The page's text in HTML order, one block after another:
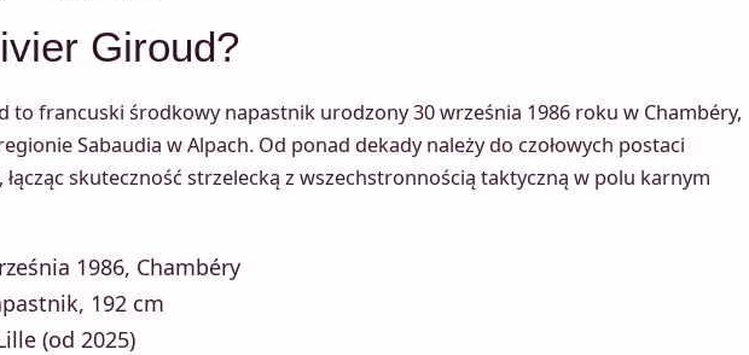
Giroud?
to francuski środkowy napastnik urodzony 30 września 1986 roku w Chambéry,
Sabaudia w Alpach. Od ponad dekady należy do czołowych postaci
skuteczność strzelecką z wszechstronnością taktyczną w polu karnym
1986, Chambéry
192 cm
(od 2025)